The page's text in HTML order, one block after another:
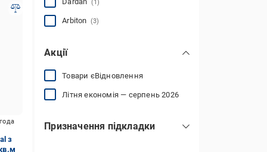
з
(1)
Arbiton (3)
Акції
Товари єВідновлення
Літня економія — серпень 2026
Призначення підкладки